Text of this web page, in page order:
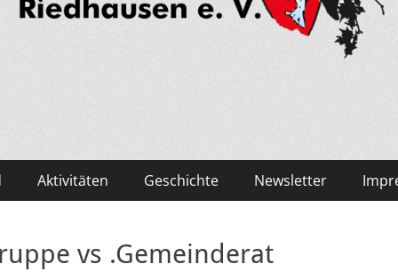
Aktivitäten Geschichte Newsletter
vs .Gemeinderat